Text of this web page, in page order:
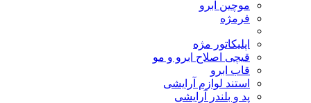
موچین ابرو
فرمژه
اپلیکاتور مژه
قیچی اصلاح ابرو و مو
قاب ابرو
استند لوازم آرایشی
پد و بلندر آرایشی